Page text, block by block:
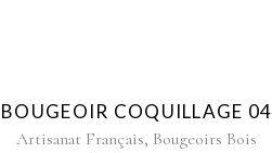
BOUGEOIR COQUILLAGE 04
Artisanat Français, Bougeoirs Bois